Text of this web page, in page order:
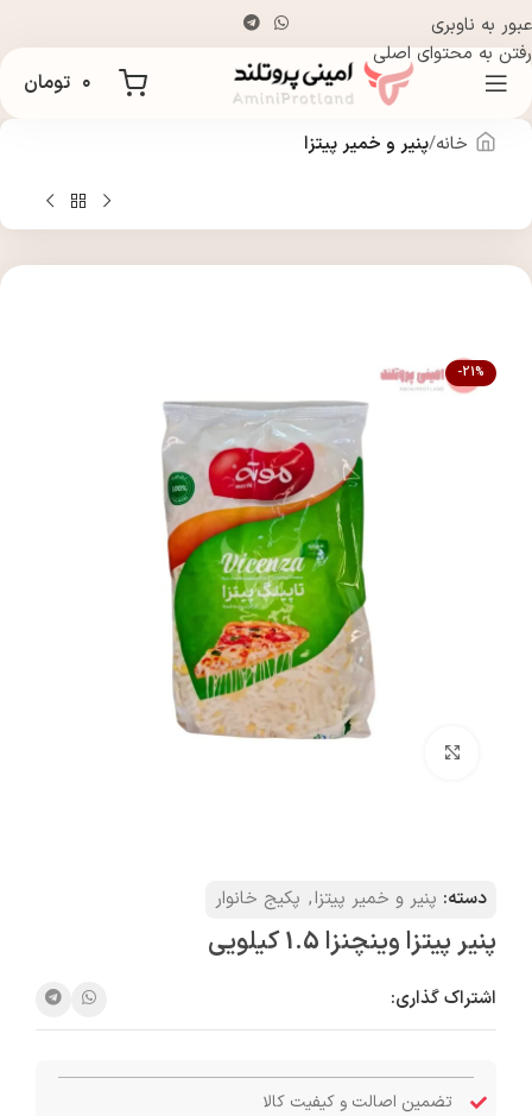
عبور به ناوبری
رفتن به محتوای اصلی
۰ تومان
خانه پنیر و خمیر پیتزا
-21%
دسته: پنیر و خمیر پیتزا, پکیج خانوار
پنیر پیتزا وینچنزا 1.5 کیلویی
اشتراک گذاری:
تضمین اصالت و کیفیت کالا